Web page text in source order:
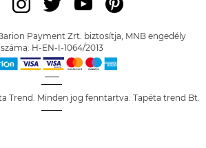
Payment Zrt. biztosítja, MNB engedély
száma: H-EN-I-1064/2013
Trend. Minden jog fenntartva. Tapéta trend Bt.